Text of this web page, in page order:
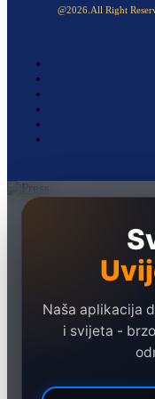
@2026.All Right
Naša aplikacija
i svijeta -
Ekonomija